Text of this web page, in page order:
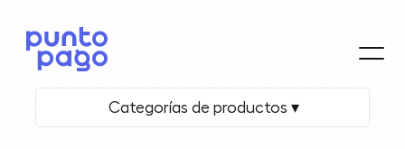
Categorías de productos ▾